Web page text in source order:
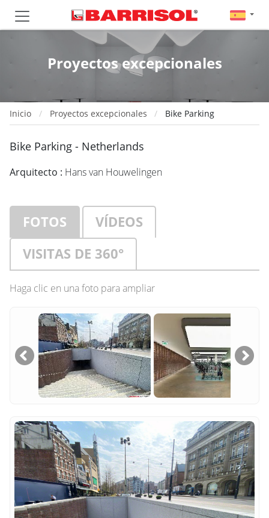
Proyectos excepcionales
Inicio Proyectos excepcionales Bike Parking
Bike Parking - Netherlands
Arquitecto : Hans van Houwelingen
FOTOS
VÍDEOS
VISITAS DE 360°
Haga clic en una foto para ampliar